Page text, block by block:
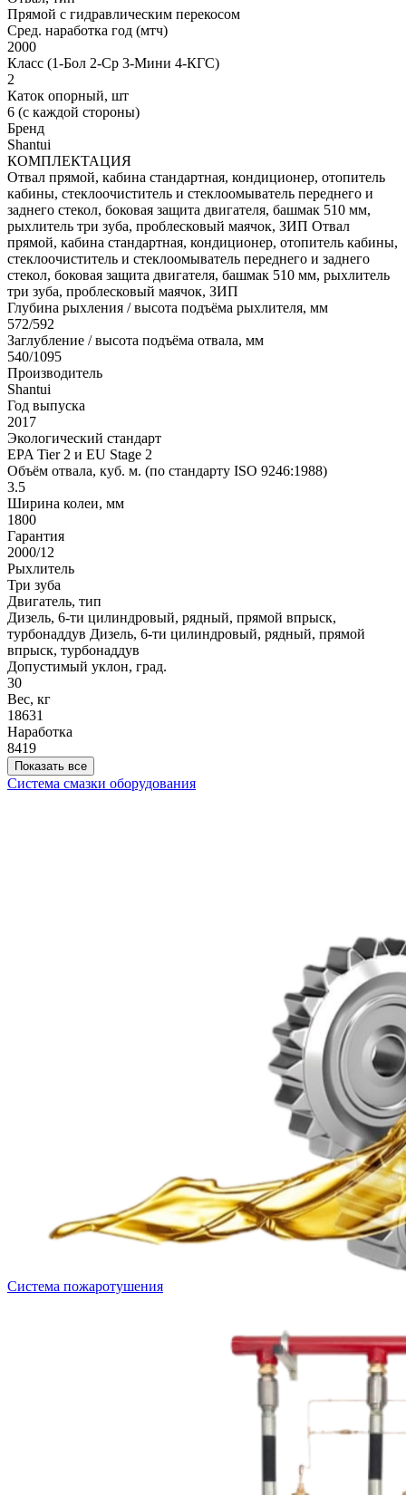
Прямой с гидравлическим перекосом
Сред. наработка год (мтч)
2000
Класс (1-Бол 2-Ср 3-Мини 4-КГС)
2
Каток опорный, шт
6 (с каждой стороны)
Бренд
Shantui
КОМПЛЕКТАЦИЯ
Отвал прямой, кабина стандартная, кондиционер, отопитель
кабины, стеклоочиститель и стеклоомыватель переднего и
заднего стекол, боковая защита двигателя, башмак 510 мм,
рыхлитель три зуба, проблесковый маячок, ЗИП Отвал
прямой, кабина стандартная, кондиционер, отопитель кабины,
стеклоочиститель и стеклоомыватель переднего и заднего
стекол, боковая защита двигателя, башмак 510 мм, рыхлитель
три зуба, проблесковый маячок, ЗИП
Глубина рыхления / высота подъёма рыхлителя, мм
572/592
Заглубление / высота подъёма отвала, мм
540/1095
Производитель
Shantui
Год выпуска
2017
Экологический стандарт
EPA Tier 2 и EU Stage 2
Объём отвала, куб. м. (по стандарту ISO 9246:1988)
3.5
Ширина колеи, мм
1800
Гарантия
2000/12
Рыхлитель
Три зуба
Двигатель, тип
Дизель, 6-ти цилиндровый, рядный, прямой впрыск,
турбонаддув Дизель, 6-ти цилиндровый, рядный, прямой
впрыск, турбонаддув
Допустимый уклон, град.
30
Вес, кг
18631
Наработка
8419
Показать все
Система смазки оборудования
Система пожаротушения